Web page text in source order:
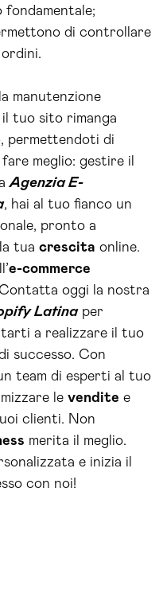
di controllare
manutenzione
tuo sito rimanga
permettendoti di
meglio: gestire il
Agenzia E-
, hai al tuo fianco un
pronto a
tua crescita online.
e-commerce
oggi la nostra
Latinaper
a realizzare il tuo
successo. Con
team di esperti al tuo
le vendite e
clienti. Non
merita il meglio.
e inizia il
con noi!